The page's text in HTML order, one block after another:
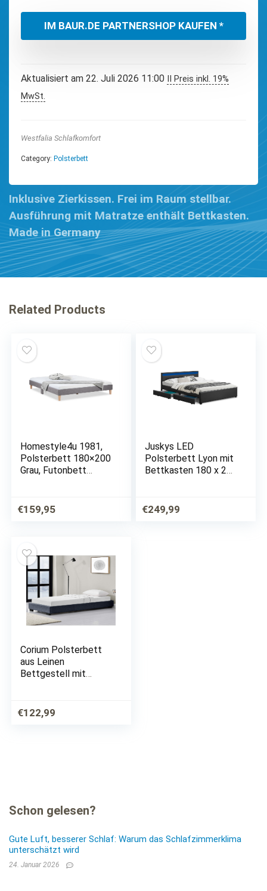
IM BAUR.DE PARTNERSHOP KAUFEN *
Aktualisiert am 22. Juli 2026 11:00
II Preis inkl. 19%
MwSt.
Westfalia Schlafkomfort
Category: Polsterbett
Inklusive Zierkissen. Frei im Raum stellbar.
Ausführung mit Matratze enthält Bettkasten.
Made in Germany
Related Products
Homestyle4u 1981,
Polsterbett 180×200
Grau, Futonbett
Lattenrost
€159,95
Juskys LED
Polsterbett Lyon mit
Bettkasten 180 x 200
Kunstleder – schwarz
– Doppelbett
€249,99
Corium Polsterbett
aus Leinen
Bettgestell mit
Lattenrahmen
Einzelbett
€122,99
Schon gelesen?
Gute Luft, besserer Schlaf: Warum das Schlafzimmerklima
unterschätzt wird
24. Januar 2026